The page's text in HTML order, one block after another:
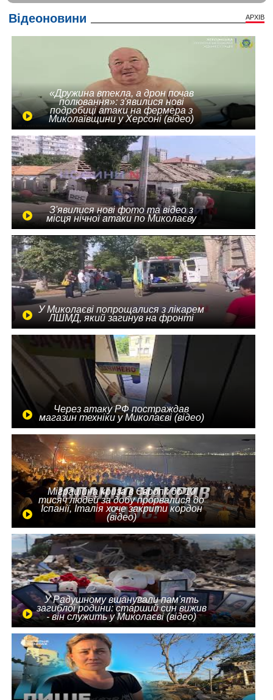
Відеоновини АРХІВ
«Дружина втекла, а дрон почав
полювання»: з'явилися нові
подробиці атаки на фермера з
Миколаївщини у Херсоні (відео)
З'явилися нові фото та відео з
місця нічної атаки по Миколаєву
У Миколаєві попрощалися з лікарем
ЛШМД, який загинув на фронті
Через атаку РФ постраждав
магазин техніки у Миколаєві (відео)
Міграційна криза в Європі: до 10
тисяч людей за добу прорвалися до
Іспанії, Італія хоче закрити кордон
(відео)
У Радушному вшанували пам'ять
загиблої родини: старший син вижив
- він служить у Миколаєві (відео)